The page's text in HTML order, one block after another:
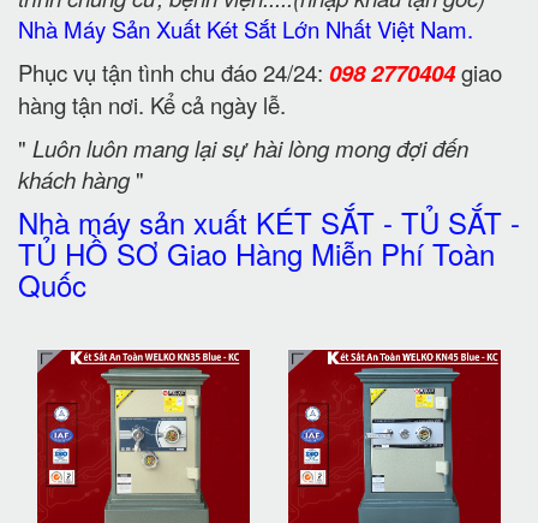
Nhà Máy Sản Xuất Két Sắt Lớn Nhất Việt Nam.
Phục vụ tận tình chu đáo 24/24: 098 2770404giao
hàng tận nơi. Kể cả ngày lễ.
" Luôn luôn mang lại sự hài lòng mong đợi đến
khách hàng"
Nhà máy sản xuất KÉT SẮT - TỦ SẮT -
TỦ HỒ SƠ Giao Hàng Miễn Phí Toàn
Quốc